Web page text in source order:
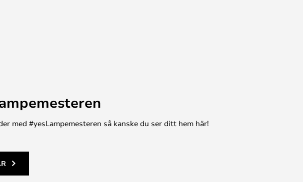
med #yesLampemesteren så kanske du ser ditt hem här!